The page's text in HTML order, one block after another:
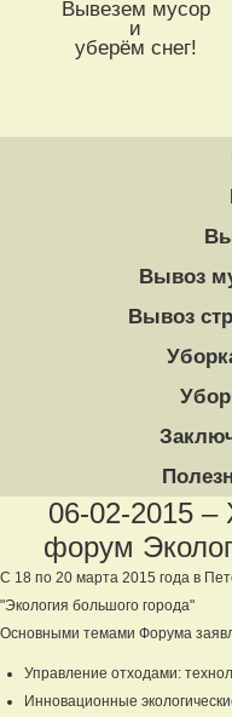
Вывезем мусор
и
уберём снег!
Вывоз
Вывоз
06-02-2015
форум
C 18 по 20 марта 2015 года в
"Экология большого города"
Основными темами Форума
Управление отходами:
Инновационные